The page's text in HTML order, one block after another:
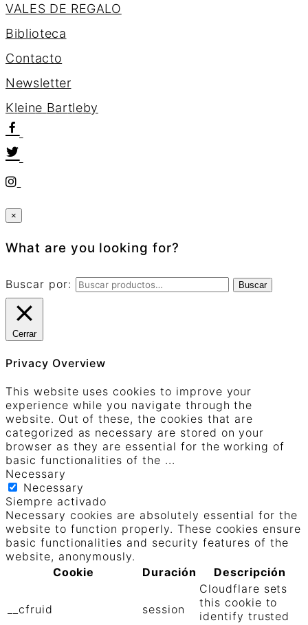
VALES DE REGALO
Biblioteca
Contacto
Newsletter
Kleine Bartleby
×
What are you looking for?
Buscar por: Buscar
Cerrar
Privacy Overview
This website uses cookies to improve your
experience while you navigate through the
website. Out of these, the cookies that are
categorized as necessary are stored on your
browser as they are essential for the working of
basic functionalities of the ...
Necessary
Necessary
Siempre activado
Necessary cookies are absolutely essential for the
website to function properly. These cookies ensure
basic functionalities and security features of the
website, anonymously.
Cookie
Duración Descripción
__cfruid session
Cloudflare sets
this cookie to
identify trusted